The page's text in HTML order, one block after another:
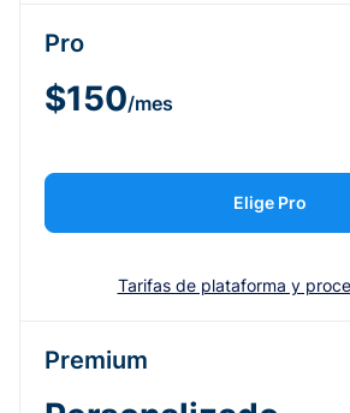
Pro
$150/mes
Elige Pro
Tarifas de plataforma y
Premium